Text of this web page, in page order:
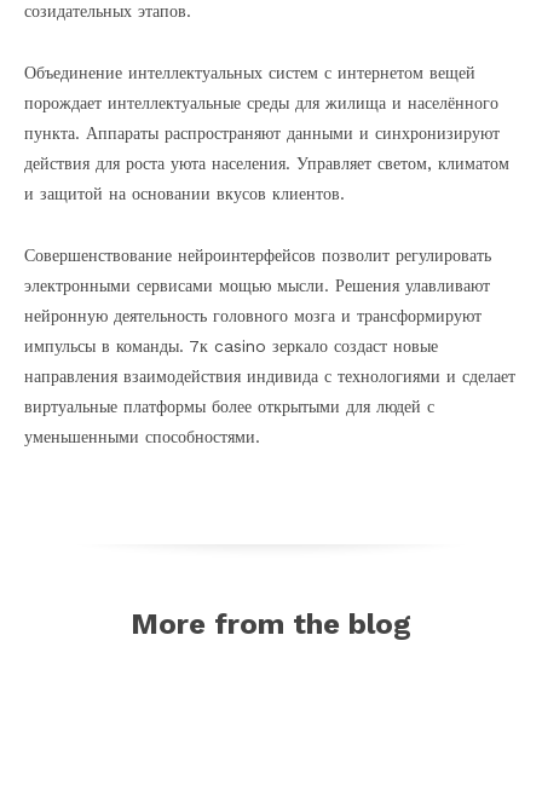
созидательных этапов.
Объединение интеллектуальных систем с интернетом вещей
порождает интеллектуальные среды для жилища и населённого
пункта. Аппараты распространяют данными и синхронизируют
действия для роста уюта населения. Управляет светом, климатом
и защитой на основании вкусов клиентов.
Совершенствование нейроинтерфейсов позволит регулировать
электронными сервисами мощью мысли. Решения улавливают
нейронную деятельность головного мозга и трансформируют
импульсы в команды. 7к casino зеркало создаст новые
направления взаимодействия индивида с технологиями и сделает
виртуальные платформы более открытыми для людей с
уменьшенными способностями.
More from the blog